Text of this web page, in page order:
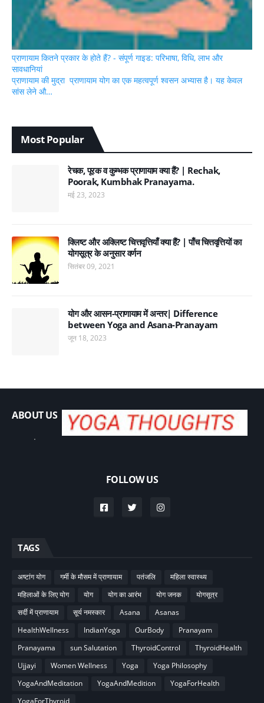
प्राणायाम कितने प्रकार के होते हैं? - संपूर्ण गाइड: परिभाषा, विधि, लाभ और
सावधानियां
प्राणायाम की मुद्रा प्राणायाम योग का एक महत्वपूर्ण श्वसन अभ्यास है। यह केवल
सांस लेने औ…
Most Popular
रेचक, पूरक व कुम्भक प्राणायाम क्या हैं? | Rechak,
Poorak, Kumbhak Pranayama.
मई 23, 2023
क्लिष्ट और अक्लिष्ट चित्तवृत्तियाँ क्या हैं? | पाँच चित्तवृत्तियों का
योगसूत्र के अनुसार वर्णन
सितंबर 09, 2021
योग और आसन-प्राणायाम में अन्तर| Difference
between Yoga and Asana-Pranayam
जून 18, 2023
ABOUT US
.
FOLLOW US
TAGS
अष्टांग योग गर्मी के मौसम में प्राणायाम पतंजलि
महिला स्वास्थ्य
महिलाओं के लिए योग
योग योग का आरंभ योग जनक
योगसूत्र
सर्दी में प्राणायाम
सूर्य नमस्कार Asana
Asanas
HealthWellness
IndianYoga OurBody
Pranayam
Pranayama
sun Salutation ThyroidControl
ThyroidHealth
Ujjayi
Women Wellness Yoga
Yoga Philosophy
YogaAndMeditation
YogaAndMedition
YogaForHealth
YogaForThyroid